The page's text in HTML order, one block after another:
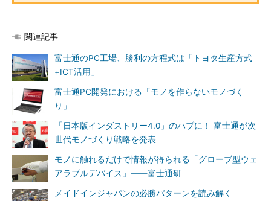
関連記事
富士通のPC工場、勝利の方程式は「トヨタ生産方式
+ICT活用」
富士通PC開発における「モノを作らないモノづく
り」
「日本版インダストリー4.0」のハブに！ 富士通が次
世代モノづくり戦略を発表
モノに触れるだけで情報が得られる「グローブ型ウェ
アラブルデバイス」――富士通研
メイドインジャパンの必勝パターンを読み解く